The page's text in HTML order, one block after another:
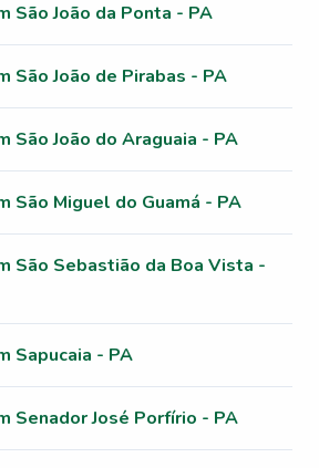
São João da Ponta - PA
São João de Pirabas - PA
São João do Araguaia - PA
São Miguel do Guamá - PA
São Sebastião da Boa Vista -
Sapucaia - PA
Senador José Porfírio - PA